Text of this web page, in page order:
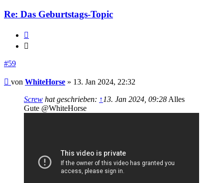
Re: Das Geburtstags-Topic
#59
Beitrag
von WhiteHorse » 13. Jan 2024, 22:32
Screw hat geschrieben: ↑ 13. Jan 2024, 09:28 Alles
Gute @WhiteHorse